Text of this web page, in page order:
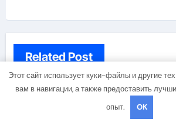
Related Post
Этот сайт использует куки-файлы и другие
вам в навигации, а также предоставить
опыт.
OK